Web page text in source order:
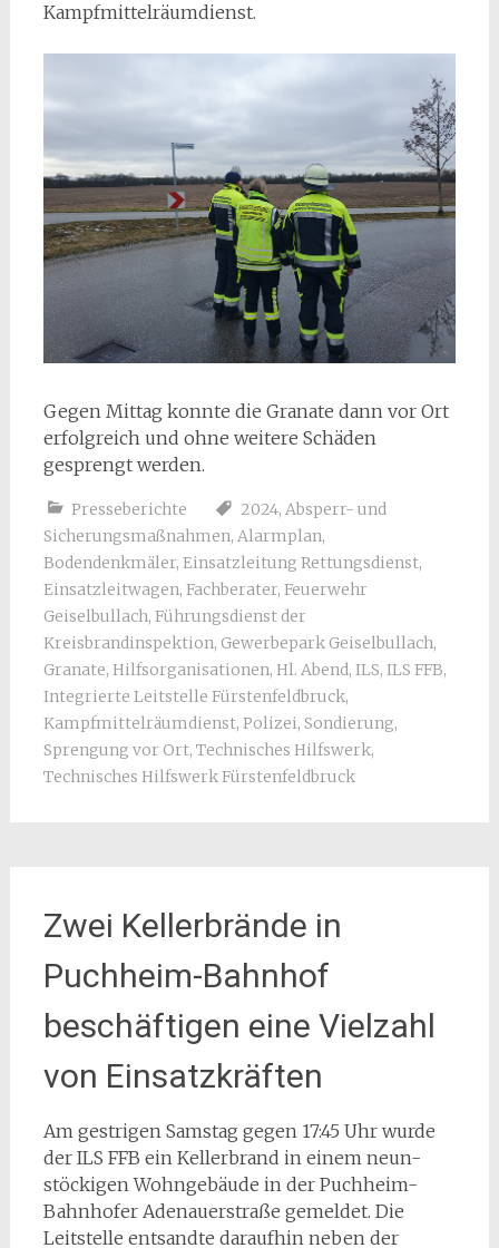
Kampfmittelräumdienst.
Gegen Mittag konnte die Granate dann vor Ort
erfolgreich und ohne weitere Schäden
gesprengt werden.
Presseberichte 2024, Absperr- und
Sicherungsmaßnahmen, Alarmplan,
Bodendenkmäler, Einsatzleitung Rettungsdienst,
Einsatzleitwagen, Fachberater, Feuerwehr
Geiselbullach, Führungsdienst der
Kreisbrandinspektion, Gewerbepark Geiselbullach,
Granate, Hilfsorganisationen, Hl. Abend, ILS, ILS FFB,
Integrierte Leitstelle Fürstenfeldbruck,
Kampfmittelräumdienst, Polizei, Sondierung,
Sprengung vor Ort, Technisches Hilfswerk,
Technisches Hilfswerk Fürstenfeldbruck
Zwei Kellerbrände in
Puchheim-Bahnhof
beschäftigen eine Vielzahl
von Einsatzkräften
Am gestrigen Samstag gegen 17:45 Uhr wurde
der ILS FFB ein Kellerbrand in einem neun-
stöckigen Wohngebäude in der Puchheim-
Bahnhofer Adenauerstraße gemeldet. Die
Leitstelle entsandte daraufhin neben der